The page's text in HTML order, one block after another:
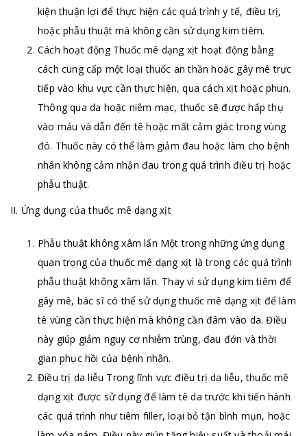
kiện thuận lợi để thực hiện các quá trình y tế, điều trị,
hoặc phẫu thuật mà không cần sử dụng kim tiêm.
Cách hoạt động Thuốc mê dạng xịt hoạt động bằng
cách cung cấp một loại thuốc an thần hoặc gây mê trực
tiếp vào khu vực cần thực hiện, qua cách xịt hoặc phun.
Thông qua da hoặc niêm mạc, thuốc sẽ được hấp thụ
vào máu và dẫn đến tê hoặc mất cảm giác trong vùng
đó. Thuốc này có thể làm giảm đau hoặc làm cho bệnh
nhân không cảm nhận đau trong quá trình điều trị hoặc
phẫu thuật.
II. Ứng dụng của thuốc mê dạng xịt
Phẫu thuật không xâm lấn Một trong những ứng dụng
quan trọng của thuốc mê dạng xịt là trong các quá trình
phẫu thuật không xâm lấn. Thay vì sử dụng kim tiêm để
gây mê, bác sĩ có thể sử dụng thuốc mê dạng xịt để làm
tê vùng cần thực hiện mà không cần đâm vào da. Điều
này giúp giảm nguy cơ nhiễm trùng, đau đớn và thời
gian phục hồi của bệnh nhân.
Điều trị da liễu Trong lĩnh vực điều trị da liễu, thuốc mê
dạng xịt được sử dụng để làm tê da trước khi tiến hành
các quá trình như tiêm filler, loại bỏ tận bình mụn, hoặc